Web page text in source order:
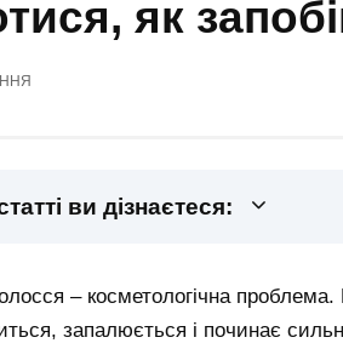
як
ви дізнаєтеся:
– косметологічна проблема.
запалюється і починає